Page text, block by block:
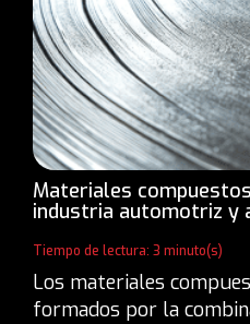
Materiales
industria automotriz y
Tiempo de lectura: 3 minuto(s)
Los materiales
formados por la